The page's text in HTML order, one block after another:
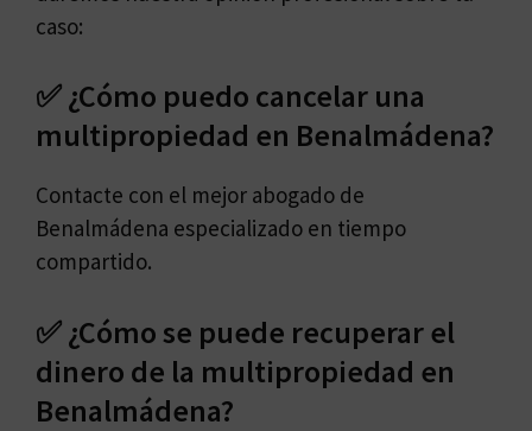
caso:
✅ ¿Cómo puedo cancelar una
multipropiedad en Benalmádena?
Contacte con el mejor abogado de
Benalmádena especializado en tiempo
compartido.
✅ ¿Cómo se puede recuperar el
dinero de la multipropiedad en
Benalmádena?